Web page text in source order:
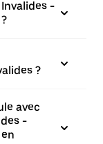
-
?
avec
-